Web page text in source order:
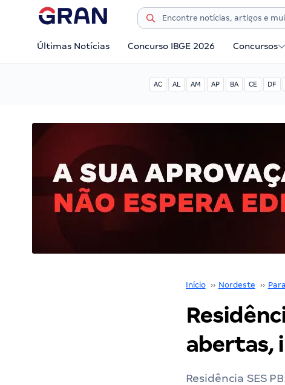
Últimas Notícias Concurso IBGE 2026 Concursos
AC AL AM AP BA CE DF
Início ›› Nordeste ››
abertas,
Residência SES